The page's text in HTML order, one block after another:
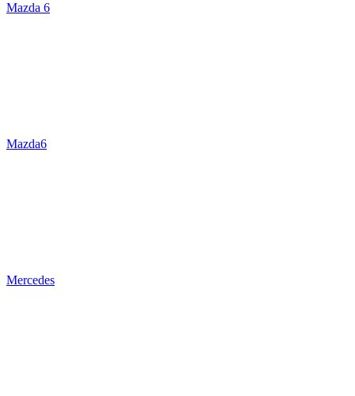
Mazda 6
Mazda6
Mercedes